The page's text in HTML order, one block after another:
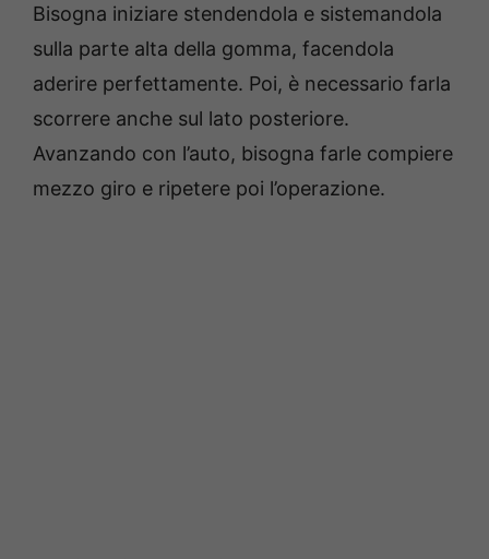
Bisogna iniziare stendendola e sistemandola
sulla parte alta della gomma, facendola
aderire perfettamente. Poi, è necessario farla
scorrere anche sul lato posteriore.
Avanzando con l’auto, bisogna farle compiere
mezzo giro e ripetere poi l’operazione.